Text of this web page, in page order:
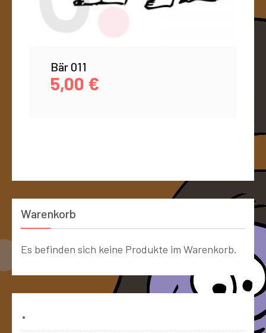
Bär 011
5,00 €
Warenkorb
Es befinden sich keine Produkte im Warenkorb.